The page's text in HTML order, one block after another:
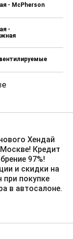
на
с
- McPherson
-
Хендай
Кредит
97%!
и скидки на
при покупке
в автосалоне.